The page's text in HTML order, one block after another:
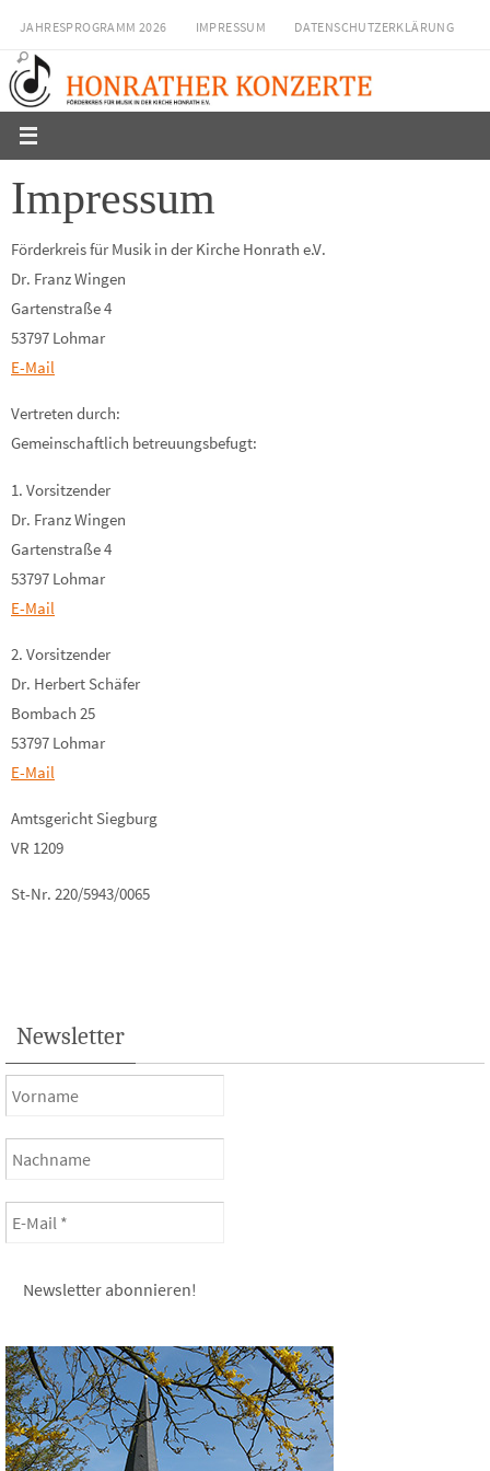
Zum
Inhalt
springen
JAHRESPROGRAMM 2026 IMPRESSUM DATENSCHUTZERKLÄRUNG
Impressum
Förderkreis für Musik in der Kirche Honrath e.V.
Dr. Franz Wingen
Gartenstraße 4
53797 Lohmar
E-Mail
Vertreten durch:
Gemeinschaftlich betreuungsbefugt:
1. Vorsitzender
Dr. Franz Wingen
Gartenstraße 4
53797 Lohmar
E-Mail
2. Vorsitzender
Dr. Herbert Schäfer
Bombach 25
53797 Lohmar
E-Mail
Amtsgericht Siegburg
VR 1209
St-Nr. 220/5943/0065
Newsletter